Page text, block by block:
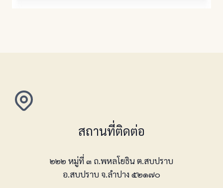
สถานที่ติดต่อ
๒๒๒ หมู่ที่ ๓ ถ.พหลโยธิน ต.สบปราบ
อ.สบปราบ จ.ลำปาง ๕๒๑๗๐